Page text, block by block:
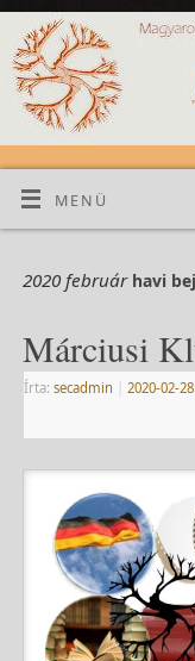
MENÜ
2020 februárhavi
Márciusi
Írta: secadmin 2020-02-28